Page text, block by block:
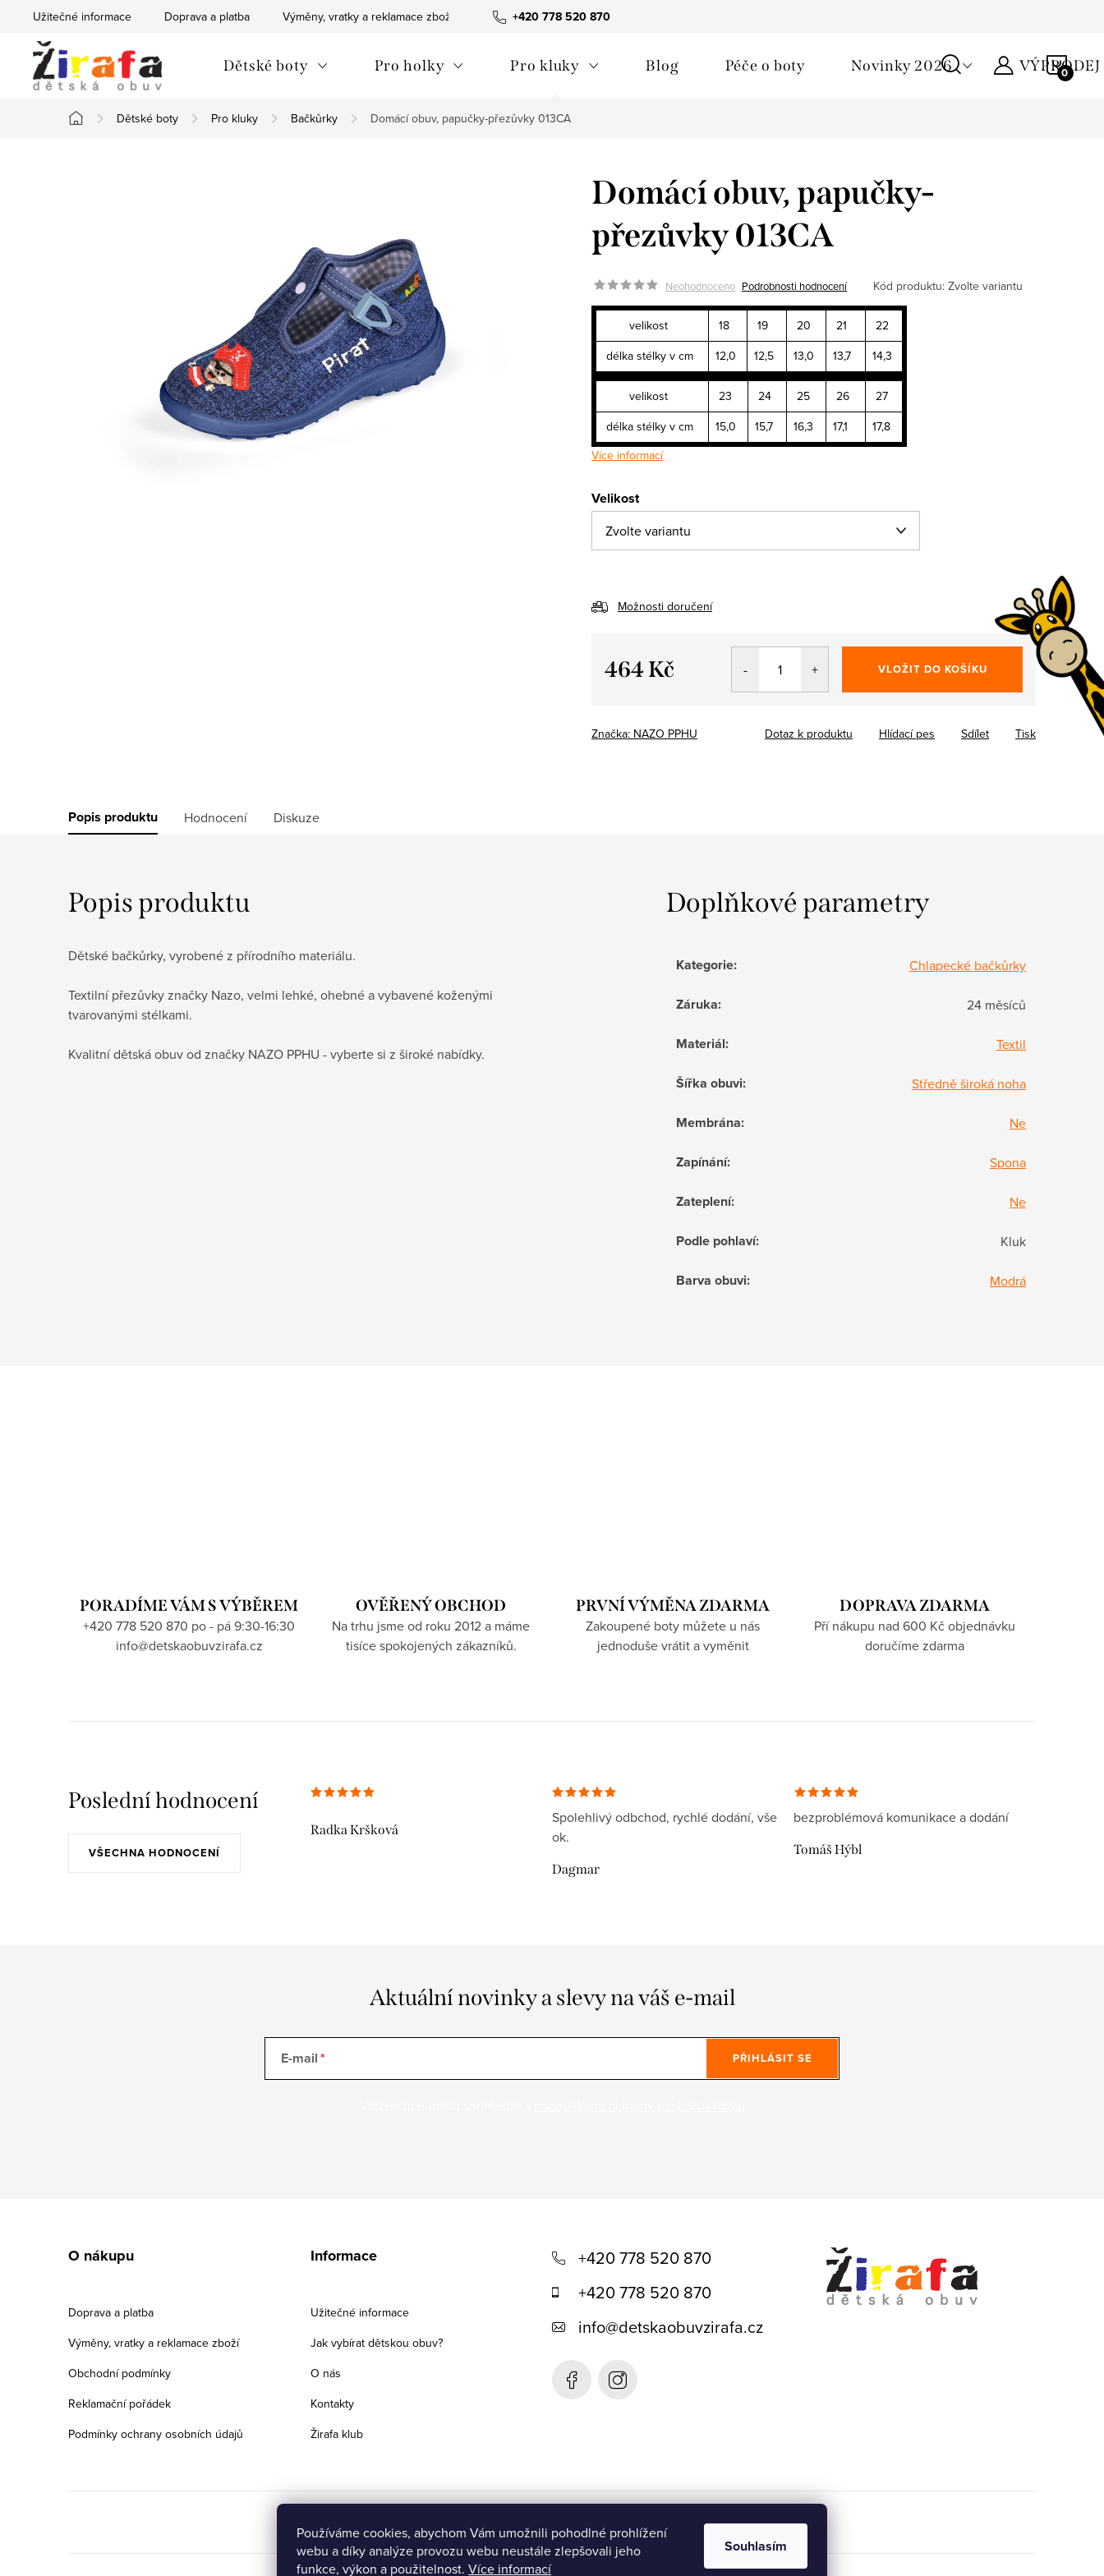
Používáme cookies, abychom Vám umožnili pohodlné prohlížení
webu a díky analýze provozu webu neustále zlepšovali jeho
funkce, výkon a použitelnost. Více informací
Souhlasím
obsah
+420 778 520 870
Užitečné informace Doprava a platba Výměny, vratky a reklamace zboží Obchodní podmínky
Dětské boty Pro holky Pro kluky Blog Péče o boty Novinky 2026 VÝPRODEJ
Domů
Dětské boty Pro kluky Bačkůrky Domácí obuv, papučky-přezůvky 013CA
Domácí obuv, papučky-
přezůvky 013CA
Neohodnoceno Podrobnosti hodnocení Kód produktu: Zvolte variantu
velikost 18 19 20 21
22
délka stélky v cm
12,0 12,5 13,0 13,7 14,3
velikost 23 24 25 26
27
délka stélky v cm
15,0 15,7 16,3 17,1
17,8
Více informací
Velikost
Možnosti doručení
464 Kč VLOŽIT DO KOŠÍKU
Značka: NAZO PPHU Tisk
Dotaz k produktu Hlídací pes Sdílet
Popis produktu Hodnocení Diskuze
Popis produktu
Dětské bačkůrky, vyrobené z přírodního materiálu.
Textilní přezůvky značky Nazo, velmi lehké, ohebné a vybavené koženými
tvarovanými stélkami.
Kvalitní dětská obuv od značky NAZO PPHU - vyberte si z široké nabídky.
Doplňkové parametry
Kategorie: Chlapecké bačkůrky
Záruka: 24 měsíců
Materiál: Textil
Šířka obuvi: Středně široká noha
Membrána: Ne
Zapínání: Spona
Zateplení: Ne
Podle pohlaví: Kluk
Barva obuvi: Modrá
PORADÍME VÁM S VÝBĚREM
+420 778 520 870 po - pá 9:30-16:30
info@detskaobuvzirafa.cz
OVĚŘENÝ OBCHOD
Na trhu jsme od roku 2012 a máme
tisíce spokojených zákazníků.
PRVNÍ VÝMĚNA ZDARMA
Zakoupené boty můžete u nás
jednoduše vrátit a vyměnit
DOPRAVA ZDARMA
Pří nákupu nad 600 Kč objednávku
doručíme zdarma
Poslední hodnocení
VŠECHNA HODNOCENÍ
Radka Kršková
Spolehlivý odbchod, rychlé dodání, vše
ok.
Dagmar
bezproblémová komunikace a dodání
Tomáš Hýbl
Aktuální novinky a slevy na váš e-mail
E-mail PŘIHLÁSIT SE
O nákupu
Doprava a platba
Výměny, vratky a reklamace zboží
Obchodní podmínky
Reklamační pořádek
Podmínky ochrany osobních údajů
Informace
Užitečné informace
Jak vybírat dětskou obuv?
O nás
Kontakty
Žirafa klub
+420 778 520 870
+420 778 520 870
info@detskaobuvzirafa.cz